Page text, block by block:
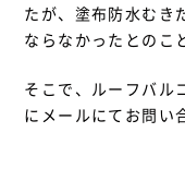
たが、塗布防水むき
ならなかったとのこ
そこで、ルーフバル
にメールにてお問い